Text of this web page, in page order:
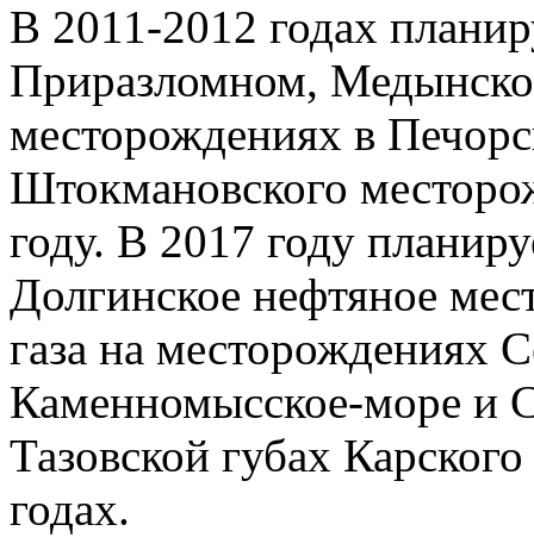
В 2011-2012 годах
Приразломном,
месторождениях в
Штокмановского
году. В 2017 году
Долгинское нефтяное
газа на месторождениях
Каменномысское-море и
Тазовской губах
годах.